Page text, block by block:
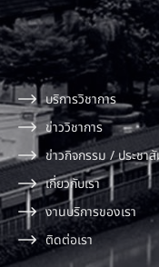
บริการวิชาการ
ข่าววิชาการ
ข่าวกิจกรรม / ประชา
เกี่ยวกับเรา
งานบริการของเรา
ติดต่อเรา